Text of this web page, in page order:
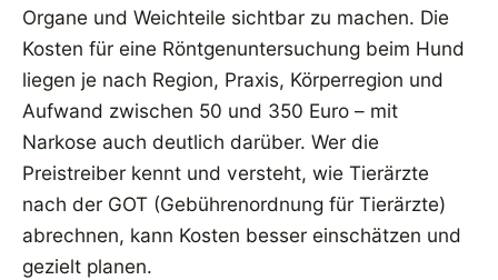
Organe und Weichteile sichtbar zu machen. Die
Kosten für eine Röntgenuntersuchung beim Hund
liegen je nach Region, Praxis, Körperregion und
Aufwand zwischen 50 und 350 Euro – mit
Narkose auch deutlich darüber. Wer die
Preistreiber kennt und versteht, wie Tierärzte
nach der GOT (Gebührenordnung für Tierärzte)
abrechnen, kann Kosten besser einschätzen und
gezielt planen.